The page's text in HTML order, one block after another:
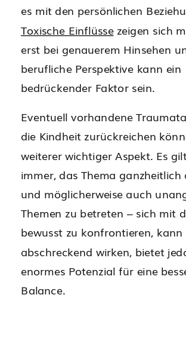
es mit den persönlichen
Toxische Einflüssezeigen sich
erst bei genauerem Hinsehen
berufliche Perspektive kann ein
bedrückender Faktor sein.
Eventuell vorhandene
die Kindheit zurückreichen
weiterer wichtiger Aspekt. Es
immer, das Thema ganzheitlich
und möglicherweise auch
Themen zu betreten – sich mit
bewusst zu konfrontieren, kann
abschreckend wirken, bietet
enormes Potenzial für eine
Balance.